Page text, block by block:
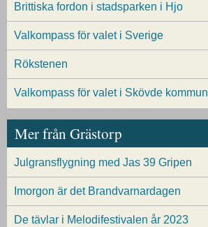
Brittiska fordon i stadsparken i Hjo
Valkompass för valet i Sverige
Rökstenen
Valkompass för valet i Skövde kommun
Mer från Grästorp
Julgransflygning med Jas 39 Gripen
Imorgon är det Brandvarnardagen
De tävlar i Melodifestivalen år 2023